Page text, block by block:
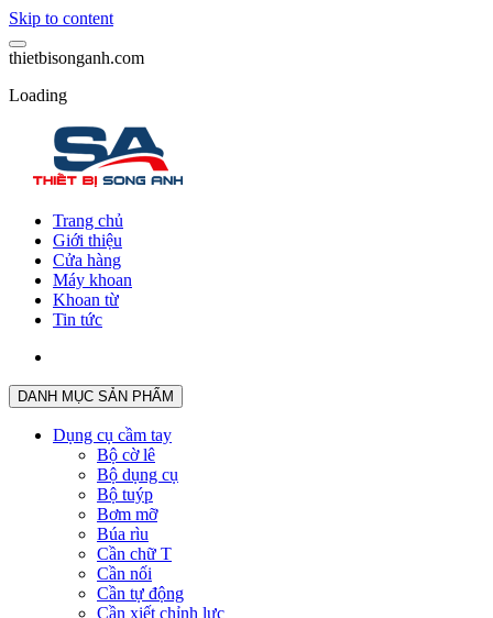
Skip to content
thietbisonganh.com
Loading
Trang chủ
Giới thiệu
Cửa hàng
Máy khoan
Khoan từ
Tin tức
DANH MỤC SẢN PHẨM
Dụng cụ cầm tay
Bộ cờ lê
Bộ dụng cụ
Bộ tuýp
Bơm mỡ
Búa rìu
Cần chữ T
Cần nối
Cần tự động
Cần xiết chỉnh lực